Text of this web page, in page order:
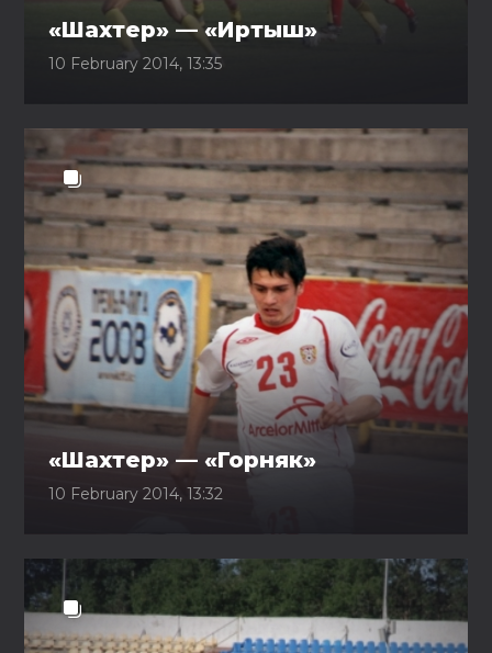
«Шахтер» — «Иртыш»
10 February 2014, 13:35
«Шахтер» — «Горняк»
10 February 2014, 13:32